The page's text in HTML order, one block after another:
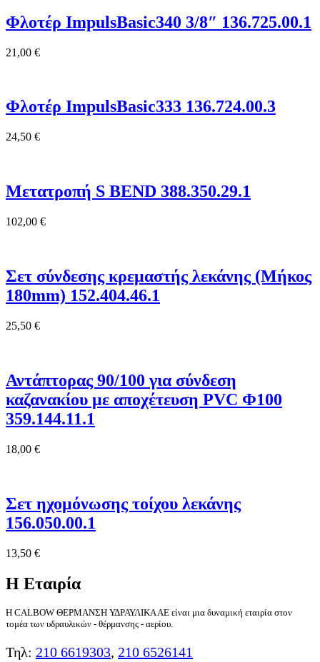
Φλοτέρ ImpulsBasic340 3/8″ 136.725.00.1
21,00 €
Φλοτέρ ImpulsBasic333 136.724.00.3
24,50 €
Μετατροπή S BEND 388.350.29.1
102,00 €
Σετ σύνδεσης κρεμαστής λεκάνης (Μήκος
180mm) 152.404.46.1
25,50 €
Αντάπτορας 90/100 για σύνδεση
καζανακίου με αποχέτευση PVC Φ100
359.144.11.1
18,00 €
Σετ ηχομόνωσης τοίχου λεκάνης
156.050.00.1
13,50 €
Η Εταιρία
Η CALBOW ΘΕΡΜΑΝΣΗ ΥΔΡΑΥΛΙΚΑ ΑΕ είναι μια δυναμική εταιρία στον
τομέα των υδραυλικών - θέρμανσης - αερίου.
Τηλ: 210 6619303, 210 6526141